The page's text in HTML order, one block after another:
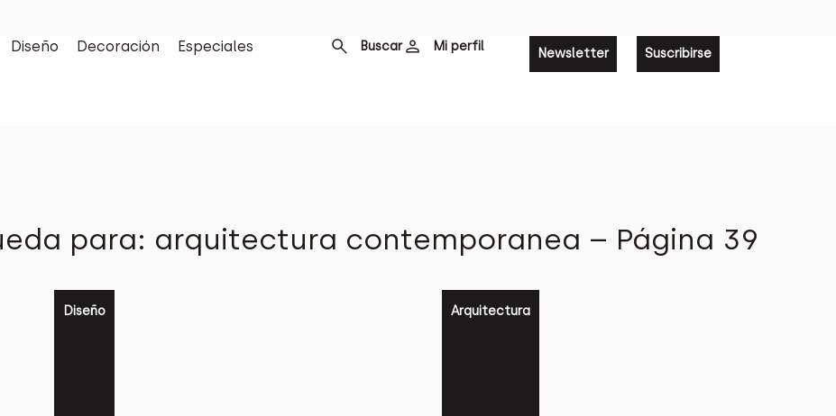
Diseño Decoración Especiales Buscar Mi perfil Newsletter Suscribirse
para: arquitectura contemporanea – Página 39
Diseño Arquitectura